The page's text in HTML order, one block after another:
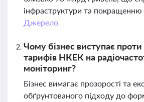
інфраструктури та покращенню
Джерело
Чому бізнес виступає
тарифів НКЕК на
моніторинг?
Бізнес вимагає прозорості та
обґрунтованого підходу до